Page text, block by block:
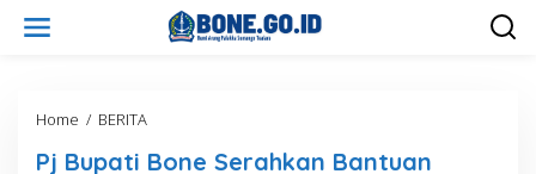
Home / BERITA
B
Pj Bupati Bone Serahkan Bantuan